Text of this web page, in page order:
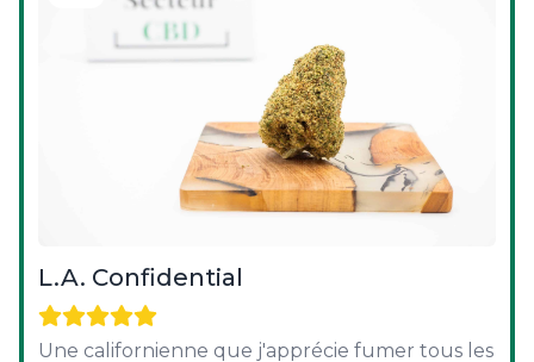
L.A. Confidential
Une californienne que j'apprécie fumer tous les